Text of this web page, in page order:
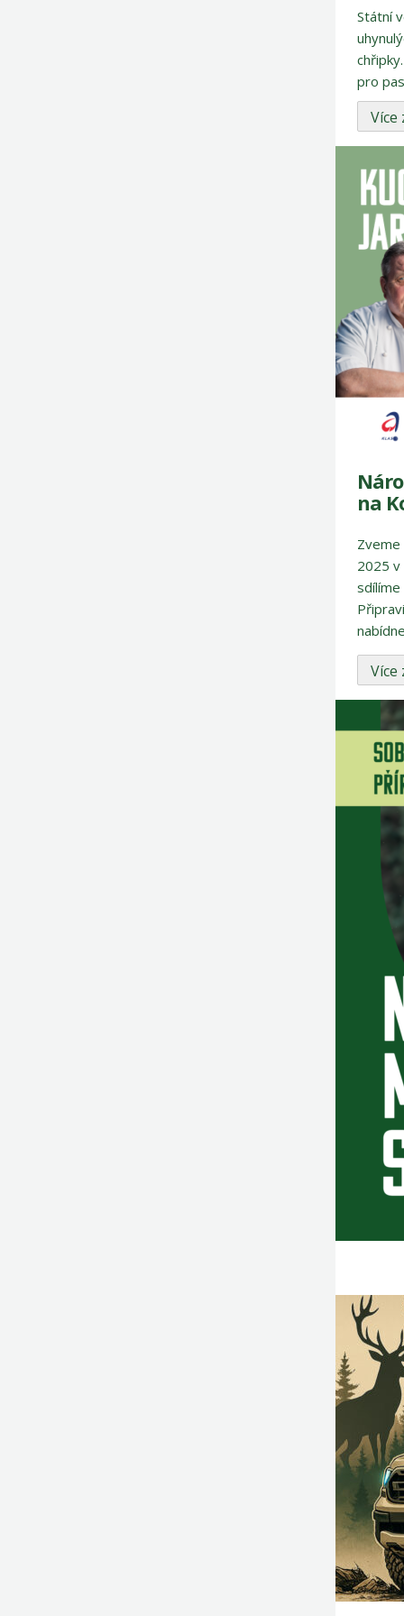
Státní
pro
Více
na
2025
Více